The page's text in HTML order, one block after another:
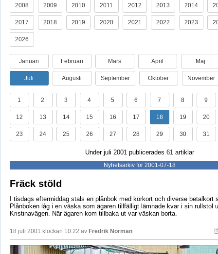
2008 2009 2010 2011 2012 2013 2014
2017 2018 2019 2020 2021 2022 2023
2026
Januari Februari Mars April Maj
Juli Augusti September Oktober November
1 2 3 4 5 6 7 8 9
12 13 14 15 16 17 18 19 20
23 24 25 26 27 28 29 30 31
Under juli 2001 publicerades 61 artiklar
Nyhetsarkiv för 2001-07-18
Fräck stöld
I tisdags eftermiddag stals en plånbok med körkort och diverse betalkort
Plånboken låg i en väska som ägaren tillfälligt lämnade kvar i sin rullstol
Kristinavägen. När ägaren kom tillbaka ut var väskan borta.
18 juli 2001 klockan 10:22 av Fredrik Norman